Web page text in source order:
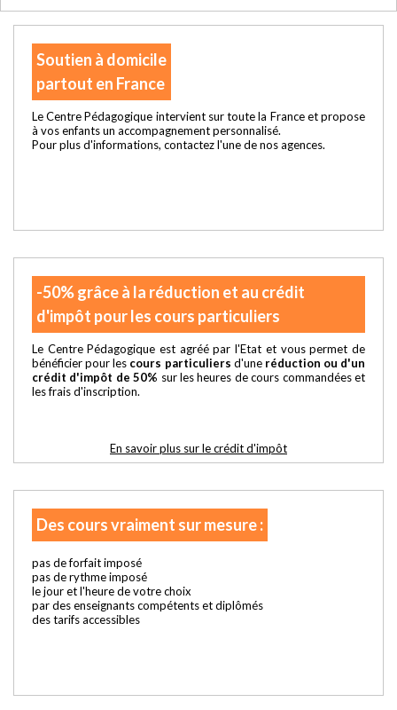
Soutien à domicile
partout en France
Le Centre Pédagogique intervient sur toute la France et propose
à vos enfants un accompagnement personnalisé.
Pour plus d'informations, contactez l'une de nos agences.
-50% grâce à la réduction et au crédit
d'impôt pour les cours particuliers
Le Centre Pédagogique est agréé par l'Etat et vous permet de
bénéficier pour les cours particuliers d'une réduction ou d'un
crédit d'impôt de 50% sur les heures de cours commandées et
les frais d'inscription.
En savoir plus sur le crédit d'impôt
Des cours vraiment sur mesure :
pas de forfait imposé
pas de rythme imposé
le jour et l'heure de votre choix
par des enseignants compétents et diplômés
des tarifs accessibles